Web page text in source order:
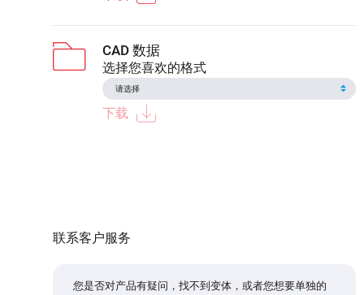
CAD 数据
选择您喜欢的格式
下载
联系客户服务
您是否对产品有疑问，找不到变体，或者您想要单独的